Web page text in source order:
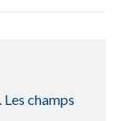
Les champs